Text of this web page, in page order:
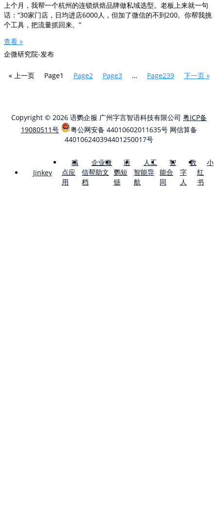
上个月，我帮一个杭州的连锁烘焙品牌做私域选型。老板上来就一句
话：“30家门店，日均进店6000人，但加了微信的不到200。你帮我挑
个工具，把流量抓回来。”
查看 »
企微研究院-发布
« 上一页 Page1 Page2 Page3 … Page239 下一页 »
Copyright © 2026 语鹦企服 广州字言智语科技有限公司 粤ICP备
19080511号
粤公网安备 44010602011635号 网信算备
440106240394401250017号
Jinkey
稿
点应
用
企业微
信帮助文
档
语
鹦短
链
人工
智能导
航
智
能合
同
数
字
人
小
红
书